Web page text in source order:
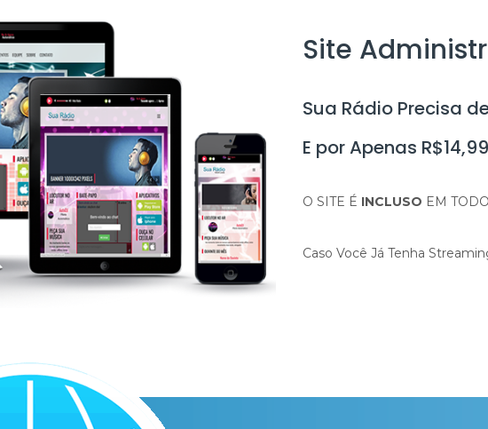
Site
Sua Rádio Precisa
E por Apenas
O SITE É INCLUSO EM
Caso Você Já Tenha